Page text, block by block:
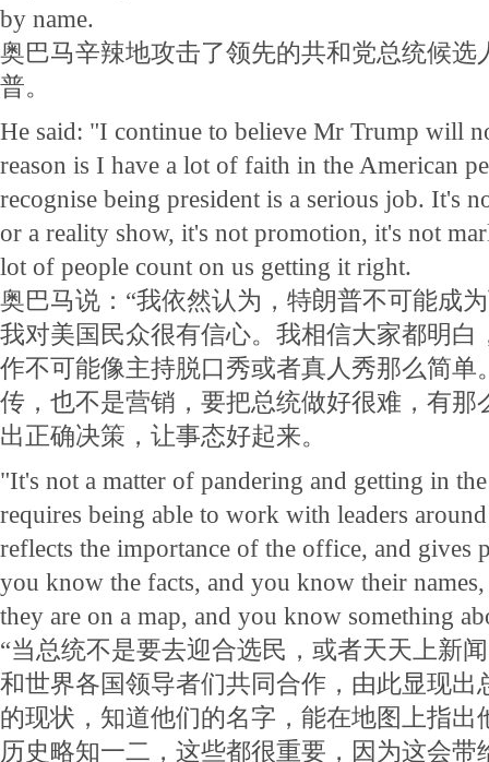
by name.
奥巴马辛辣地攻击了领先的共和党总统候选
普。
He said: "I continue to believe Mr Trump will
reason is I have a lot of faith in the American
recognise being president is a serious job. It's
or a reality show, it's not promotion, it's not
lot of people count on us getting it right.
奥巴马说：“我依然认为，特朗普不可能成
我对美国民众很有信心。我相信大家都明白
作不可能像主持脱口秀或者真人秀那么简单
传，也不是营销，要把总统做好很难，有那
出正确决策，让事态好起来。
"It's not a matter of pandering and getting in
requires being able to work with leaders
reflects the importance of the office, and gives
you know the facts, and you know their
they are on a map, and you know something
“当总统不是要去迎合选民，或者天天上新
和世界各国领导者们共同合作，由此显现出
的现状，知道他们的名字，能在地图上指出
历史略知一二，这些都很重要，因为这会带